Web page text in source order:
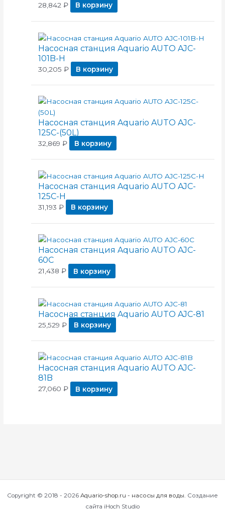
28,842 ₽ В корзину
Насосная станция Aquario AUTO AJC-
101B-H
30,205 ₽ В корзину
Насосная станция Aquario AUTO AJC-
125C-(50L)
32,869 ₽ В корзину
Насосная станция Aquario AUTO AJC-
125C-H
31,193 ₽ В корзину
Насосная станция Aquario AUTO AJC-
60C
21,438 ₽ В корзину
Насосная станция Aquario AUTO AJC-81
25,529 ₽ В корзину
Насосная станция Aquario AUTO AJC-
81B
27,060 ₽ В корзину
Copyright © 2018 - 2026 Aquario-shop.ru - насосы для воды. Создание
сайта iHoch Studio